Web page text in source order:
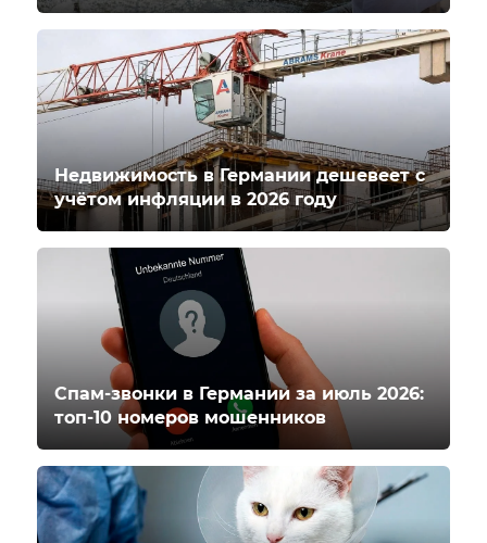
Недвижимость в Германии дешевеет с
учётом инфляции в 2026 году
Спам-звонки в Германии за июль 2026:
топ-10 номеров мошенников